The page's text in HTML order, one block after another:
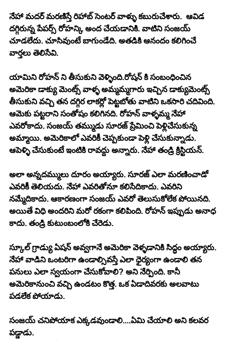
నేహా మదర్ మరణిస్తే రిహాబ్ సెంటర్ వాళ్ళు కబురుచేశారు.  ఆవిడ
దగ్గిరున్న పేపర్స్ రోహన్కి అంద చేయడానికి. వాటిని సంజయ్
చూడలేదు. చూసివుంటే బాగుండేది. అతడికి ఆనందం కలిగించే
వార్తలు తెలిసేవి.
యామిని రోహన్ ని తీసుకుని వెళ్ళింది.రోషన్ కి సంబంధించిన
అమెరికా డాక్యు మెంట్స్ వాళ్ళ అమ్మమ్మగారు ఇచ్చిన డాక్యుమెంట్స్
తీసుకుని వచ్చి తన దగ్గిర లాకర్లో పెట్టబోతు వాటిని ఒకసారి చదివింది.
ఆమెకు పట్టరాని సంతోషం కలిగినది. రోహన్ వాళ్ళమ్మ నేహా
ఎవరోకాదు. సంజయ్ తమ్ముడు సూరజ్ ప్రేమించి పెళ్లిచేసుకున్న
అమ్మాయి. అమెరికాలో ఎవరికీ చెప్పకుండా పెళ్లి చేసుకున్నాడు.
ఆపెళ్ళి చేసుకుంటే ఇంటికి రావద్దు అన్నారు. నేహా తండ్రి క్రిస్టియన్.
అలా అన్నదమ్ములు దూరం అయ్యారు. సూరజ్ ఎలా మరణించాడో
ఎవరికీ తెలియదు. నేహా ఎవరితోనూ కలిసేదికాదు. ఎవరిని
నమ్మేదికాదు. ఆకారణంగా సంజయ్ ఎవరో తెలుసుకోలేక పోయినది.
అయితే విధి అందరిని మరో రకంగా కలిపింది. రోహన్ ఇప్పుడు అనాధ
కాదు. తండ్రి కుటుంబంలోకి చేరెడు.
స్కూల్ గ్రాడ్యు ఏషన్ అవ్వగానే అమెరికా వెళ్ళడానికి సిద్ధం అయ్యారు.
నేహా వాడిని ఒంటరిగా ఉండాల్సివస్తే ఎలా ధైర్యంగా ఉండాలి తన
పనులు ఎలా స్వయంగా చేసుకోవాలి? అని నేర్పింది. కానీ
అమెరికానుంచి వచ్చి ఉండటం కొత్త. ఒక ఏడాదివరకు అలవాటు
పడలేక పోయాడు.
సంజయ్ చనిపోయాక ఎక్కడవుండాలి....ఏమి చేయాలి అని కలవర
పడ్డాడు.